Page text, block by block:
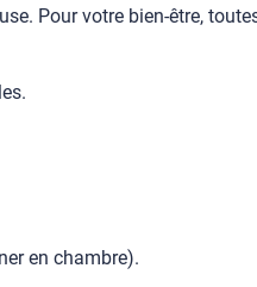
Pour votre bien-être,
en chambre).